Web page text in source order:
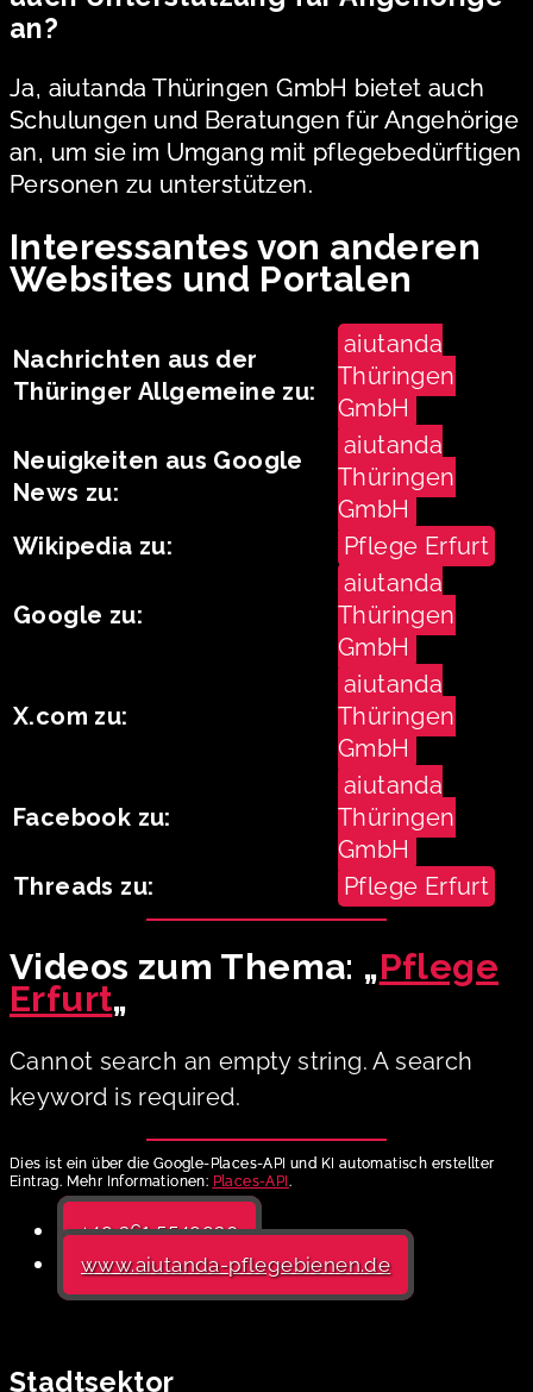
an?
Ja, aiutanda Thüringen GmbH bietet auch
Schulungen und Beratungen für Angehörige
an, um sie im Umgang mit pflegebedürftigen
Personen zu unterstützen.
Interessantes von anderen
Websites und Portalen
Nachrichten aus der
Thüringer Allgemeine zu:
aiutanda
Thüringen
GmbH
Neuigkeiten aus Google
News zu:
aiutanda
Thüringen
GmbH
Wikipedia zu:
Pflege Erfurt
Google zu:
aiutanda
Thüringen
GmbH
X.com zu:
aiutanda
Thüringen
GmbH
Facebook zu:
aiutanda
Thüringen
GmbH
Threads zu:
Pflege Erfurt
Videos zum Thema: „Pflege
Erfurt„
Cannot search an empty string. A search
keyword is required.
Dies ist ein über die Google-Places-API und KI automatisch erstellter
Eintrag. Mehr Informationen: Places-API .
+49 361 5549920
www.aiutanda-pflegebienen.de
Stadtsektor